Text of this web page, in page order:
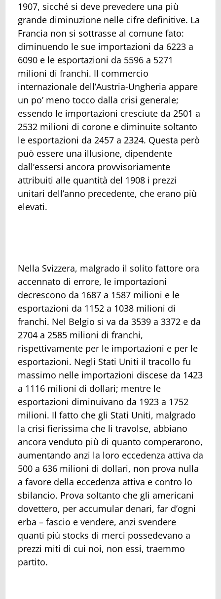
1907, sicché si deve prevedere una più
grande diminuzione nelle cifre definitive. La
Francia non si sottrasse al comune fato:
diminuendo le sue importazioni da 6223 a
6090 e le esportazioni da 5596 a 5271
milioni di franchi. Il commercio
internazionale dell’Austria-Ungheria appare
un po’ meno tocco dalla crisi generale;
essendo le importazioni cresciute da 2501 a
2532 milioni di corone e diminuite soltanto
le esportazioni da 2457 a 2324. Questa però
può essere una illusione, dipendente
dall’essersi ancora provvisoriamente
attribuiti alle quantità del 1908 i prezzi
unitari dell’anno precedente, che erano più
elevati.
Nella Svizzera, malgrado il solito fattore ora
accennato di errore, le importazioni
decrescono da 1687 a 1587 milioni e le
esportazioni da 1152 a 1038 milioni di
franchi. Nel Belgio si va da 3539 a 3372 e da
2704 a 2585 milioni di franchi,
rispettivamente per le importazioni e per le
esportazioni. Negli Stati Uniti il tracollo fu
massimo nelle importazioni discese da 1423
a 1116 milioni di dollari; mentre le
esportazioni diminuivano da 1923 a 1752
milioni. Il fatto che gli Stati Uniti, malgrado
la crisi fierissima che li travolse, abbiano
ancora venduto più di quanto comperarono,
aumentando anzi la loro eccedenza attiva da
500 a 636 milioni di dollari, non prova nulla
a favore della eccedenza attiva e contro lo
sbilancio. Prova soltanto che gli americani
dovettero, per accumular denari, far d’ogni
erba – fascio e vendere, anzi svendere
quanti più stocks di merci possedevano a
prezzi miti di cui noi, non essi, traemmo
partito.